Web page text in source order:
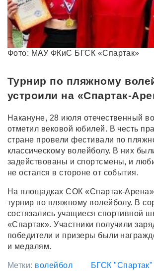
Фото: МАУ ФКиС БГСК «Спартак»
Турнир по пляжному
устроили на «Спартак-
Накануне, 28 июля отечественный
отметил вековой юбилей. В честь
стране провели фестивали по
классическому волейболу. В них
задействованы и спортсмены, и
не остался в стороне от события.
На площадках СОК «Спартак-Арена»
турнир по пляжному волейболу. В
состязались учащиеся спортивной
«Спартак». Участники получили
победители и призеры были
и медалям.
Метки: волейбол БГСК "Спартак"